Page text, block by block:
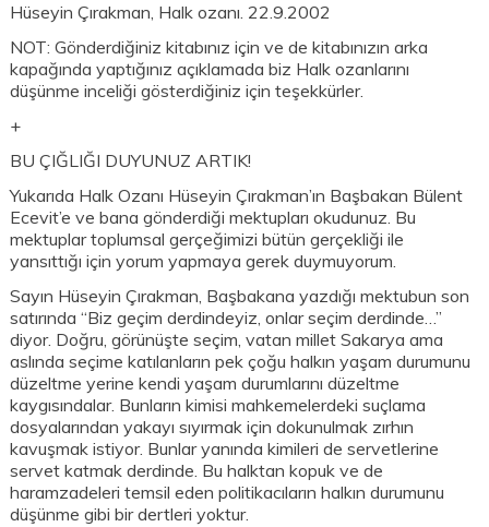
Hüseyin Çırakman, Halk ozanı. 22.9.2002
NOT: Gönderdiğiniz kitabınız için ve de kitabınızın arka
kapağında yaptığınız açıklamada biz Halk ozanlarını
düşünme inceliği gösterdiğiniz için teşekkürler.
+
BU ÇIĞLIĞI DUYUNUZ ARTIK!
Yukarıda Halk Ozanı Hüseyin Çırakman’ın Başbakan Bülent
Ecevit’e ve bana gönderdiği mektupları okudunuz. Bu
mektuplar toplumsal gerçeğimizi bütün gerçekliği ile
yansıttığı için yorum yapmaya gerek duymuyorum.
Sayın Hüseyin Çırakman, Başbakana yazdığı mektubun son
satırında “Biz geçim derdindeyiz, onlar seçim derdinde…”
diyor. Doğru, görünüşte seçim, vatan millet Sakarya ama
aslında seçime katılanların pek çoğu halkın yaşam durumunu
düzeltme yerine kendi yaşam durumlarını düzeltme
kaygısındalar. Bunların kimisi mahkemelerdeki suçlama
dosyalarından yakayı sıyırmak için dokunulmak zırhın
kavuşmak istiyor. Bunlar yanında kimileri de servetlerine
servet katmak derdinde. Bu halktan kopuk ve de
haramzadeleri temsil eden politikacıların halkın durumunu
düşünme gibi bir dertleri yoktur.